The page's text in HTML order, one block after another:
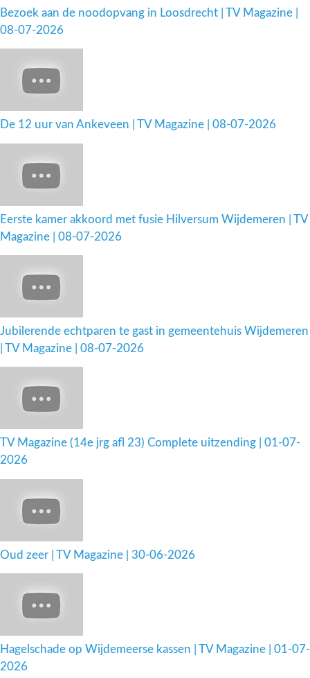
Bezoek aan de noodopvang in Loosdrecht | TV Magazine |
08-07-2026
De 12 uur van Ankeveen | TV Magazine | 08-07-2026
Eerste kamer akkoord met fusie Hilversum Wijdemeren | TV
Magazine | 08-07-2026
Jubilerende echtparen te gast in gemeentehuis Wijdemeren
| TV Magazine | 08-07-2026
TV Magazine (14e jrg afl 23) Complete uitzending | 01-07-
2026
Oud zeer | TV Magazine | 30-06-2026
Hagelschade op Wijdemeerse kassen | TV Magazine | 01-07-
2026